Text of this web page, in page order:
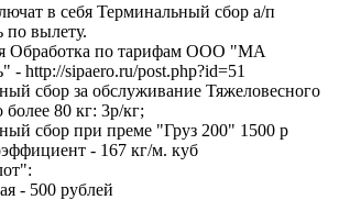
в себя Терминальный сбор а/п
вылету.
Обработка по тарифам ООО "МА
- http://sipaero.ru/post.php?id=51
сбор за обслуживание Тяжеловесного
более 80 кг: 3р/кг;
сбор при преме "Груз 200" 1500 р
- 167 кг/м. куб
- 500 рублей